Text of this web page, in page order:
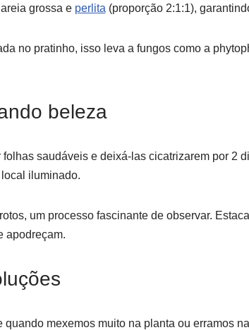
grossa e perlita (proporção 2:1:1),
no pratinho, isso leva a fungos como a
beleza
saudáveis e deixá-las cicatrizarem por 2
iluminado.
um processo fascinante de observar.
apodreçam.
mexemos muito na planta ou erramos